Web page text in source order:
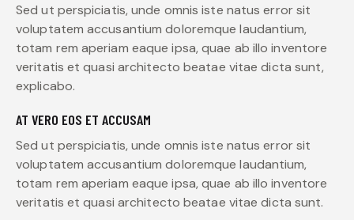
Sed ut perspiciatis, unde omnis iste natus error sit
voluptatem accusantium doloremque laudantium,
totam rem aperiam eaque ipsa, quae ab illo inventore
veritatis et quasi architecto beatae vitae dicta sunt,
explicabo.
AT VERO EOS ET ACCUSAM
Sed ut perspiciatis, unde omnis iste natus error sit
voluptatem accusantium doloremque laudantium,
totam rem aperiam eaque ipsa, quae ab illo inventore
veritatis et quasi architecto beatae vitae dicta sunt.